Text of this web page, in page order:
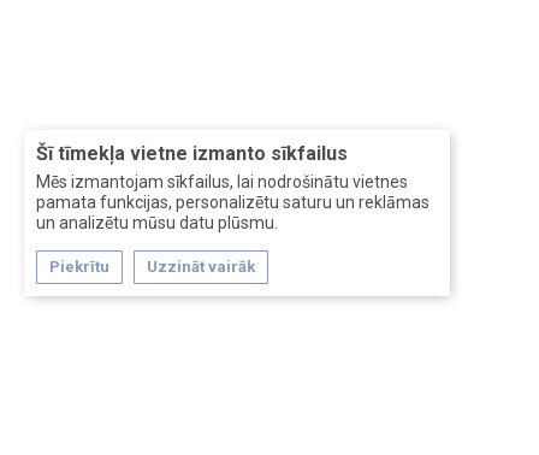
Šī tīmekļa vietne izmanto sīkfailus
Mēs izmantojam sīkfailus, lai nodrošinātu vietnes
pamata funkcijas, personalizētu saturu un reklāmas
un analizētu mūsu datu plūsmu.
Piekrītu Uzzināt vairāk